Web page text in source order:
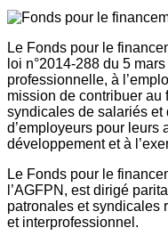
Le Fonds pour le
loi n°2014-288 du 5
professionnelle, à
mission de contribuer
syndicales de salariés
d’employeurs pour leurs
développement et à
Le Fonds pour le
l’AGFPN, est dirigé
patronales et syndicales
et interprofessionnel.